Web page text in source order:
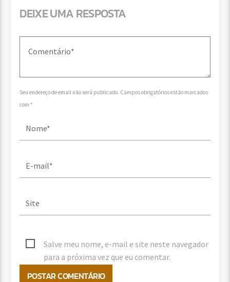
DEIXE UMA RESPOSTA
Seu endereço de email não será publicado. Campos obrigatórios estão marcados
com *
Salve meu nome, e-mail e site neste navegador
para a próxima vez que eu comentar.